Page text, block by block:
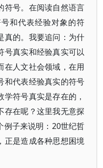
符号。在阅读自然语言
和代表经验对象的符
真的。我要追问：为什
号真实和经验真实可以
在人文社会领域，在用
和代表经验真实的符号
符号真实是存在的，
存在呢？这里我无意探
例子来说明：20世纪哲
正是造成各种思想困境